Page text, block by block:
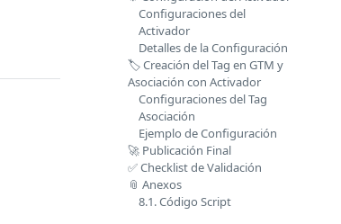
Configuraciones del
Activador
Detalles de la Configuración
🏷️ Creación del Tag en GTM y
Asociación con Activador
Configuraciones del Tag
Asociación
Ejemplo de Configuración
🚀 Publicación Final
✅ Checklist de Validación
📎 Anexos
8.1. Código Script